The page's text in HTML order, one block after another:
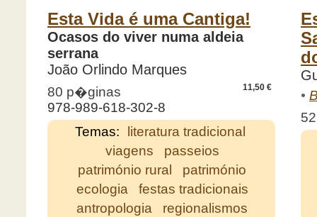
Esta Vida é uma Cantiga!
Ocasos do viver numa aldeia
serrana
João Orlindo Marques
11,50 €
80 p�ginas
978-989-618-302-8
Temas:
literatura tradicional
viagens
passeios
património rural
património
ecologia
festas tradicionais
antropologia
regionalismos
•